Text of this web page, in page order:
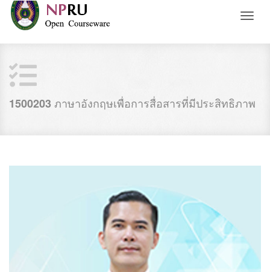
1500203ภาษาอังกฤษเพื่อการสื่อสารที่มีประสิทธิภาพ